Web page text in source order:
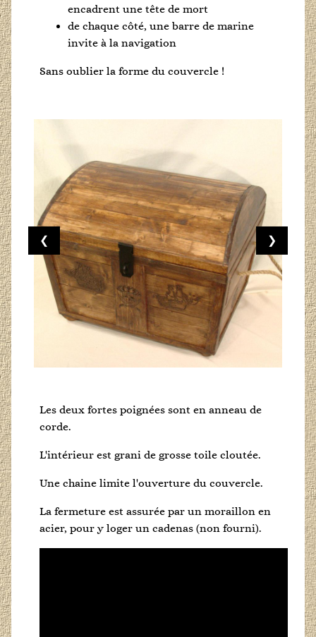
encadrent une tête de mort
de chaque côté, une barre de marine
invite à la navigation
Sans oublier la forme du couvercle !
❮ ❯
Les deux fortes poignées sont en anneau de
corde.
L'intérieur est grani de grosse toile cloutée.
Une chaine limite l'ouverture du couvercle.
La fermeture est assurée par un moraillon en
acier, pour y loger un cadenas (non fourni).